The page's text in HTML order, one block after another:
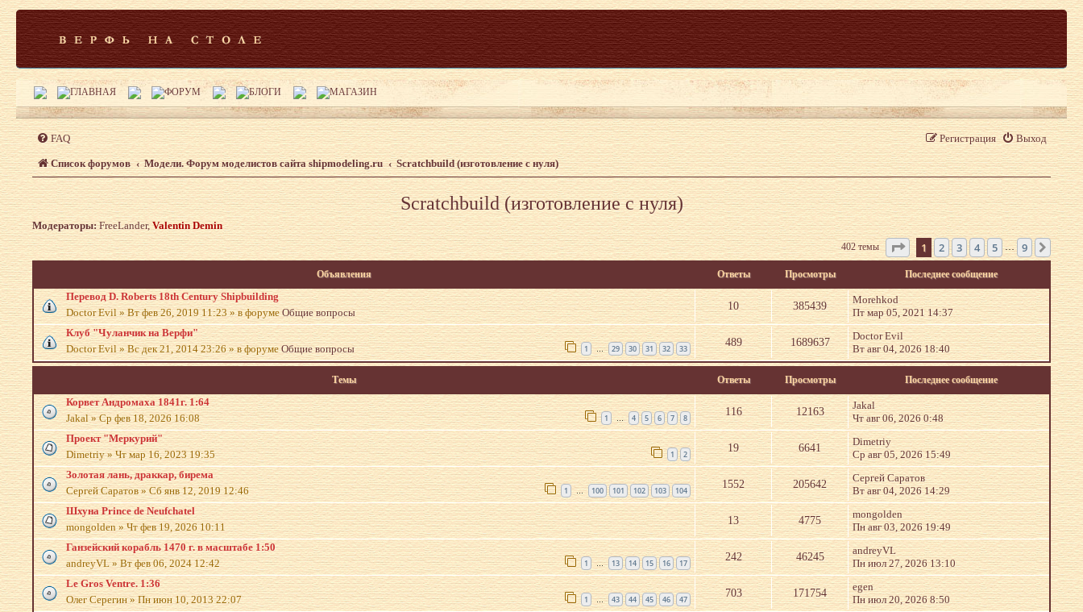
FAQ Выход
Регистрация
Список форумов Модели. Форум моделистов сайта shipmodeling.ru Scratchbuild (изготовление с нуля)
Scratchbuild (изготовление с нуля)
Модераторы: FreeLander,Valentin Demin
402 темы Страница1 из 9
1 2 3 4 5 … 9 След.
Объявления Ответы Просмотры Последнее сообщение
Перевод D. Roberts 18th Century Shipbuilding
Doctor Evil»Вт фев 26, 2019 11:23 » в форумеОбщие вопросы
10 385439
Morehkod
Пт мар 05, 2021 14:37
Клуб "Чуланчик на Верфи"
Doctor Evil»Вс дек 21, 2014 23:26 » в форумеОбщие вопросы 1 … 29 30 31 32 33
489 1689637
Doctor Evil
Вт авг 04, 2026 18:40
Темы Ответы Просмотры Последнее сообщение
Корвет Андромаха 1841г. 1:64
Jakal»Ср фев 18, 2026 16:08 1 … 4 5 6 7 8
116 12163
Jakal
Чт авг 06, 2026 0:48
Проект "Меркурий"
Dimetriy»Чт мар 16, 2023 19:35 1 2
19 6641
Dimetriy
Ср авг 05, 2026 15:49
Золотая лань, драккар, бирема
Сергей Саратов»Сб янв 12, 2019 12:46 1 … 100 101 102 103 104
1552 205642
Сергей Саратов
Вт авг 04, 2026 14:29
Шхуна Prince de Neufchatel
mongolden»Чт фев 19, 2026 10:11
13 4775
mongolden
Пн авг 03, 2026 19:49
Ганзейский корабль 1470 г. в масштабе 1:50
andreyVL»Вт фев 06, 2024 12:42 1 … 13 14 15 16 17
242 46245
andreyVL
Пн июл 27, 2026 13:10
Le Gros Ventre. 1:36
Олег Серегин»Пн июн 10, 2013 22:07 1 … 43 44 45 46 47
703 171754
egen
Пн июл 20, 2026 8:50